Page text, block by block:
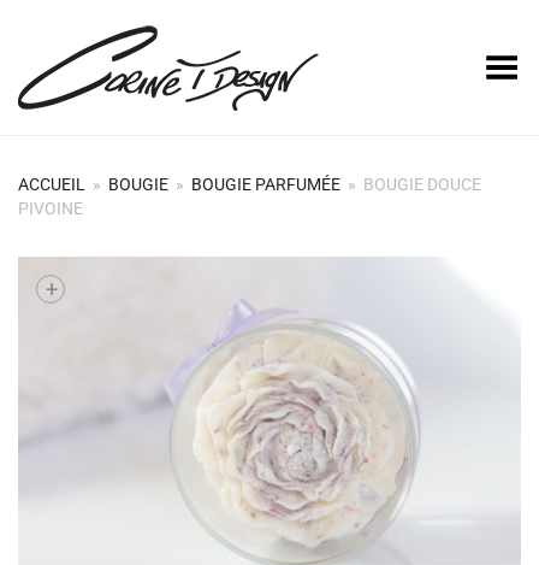
Basculer le menu
ACCUEIL » BOUGIE » BOUGIE PARFUMÉE » BOUGIE DOUCE
PIVOINE
+